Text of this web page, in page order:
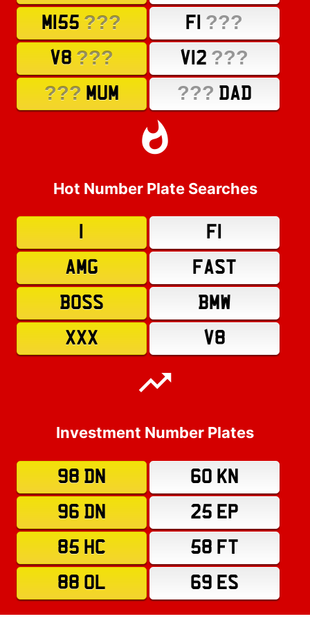
M155 ??? F1 ???
V8 ??? V12 ???
??? MUM ??? DAD
Hot Number Plate Searches
F1
AMG
FAST
BOSS
BMW
XXX
V8
Investment Number Plates
98 DN
60 KN
96 DN
25 EP
85 HC
58 FT
88 OL
69 ES